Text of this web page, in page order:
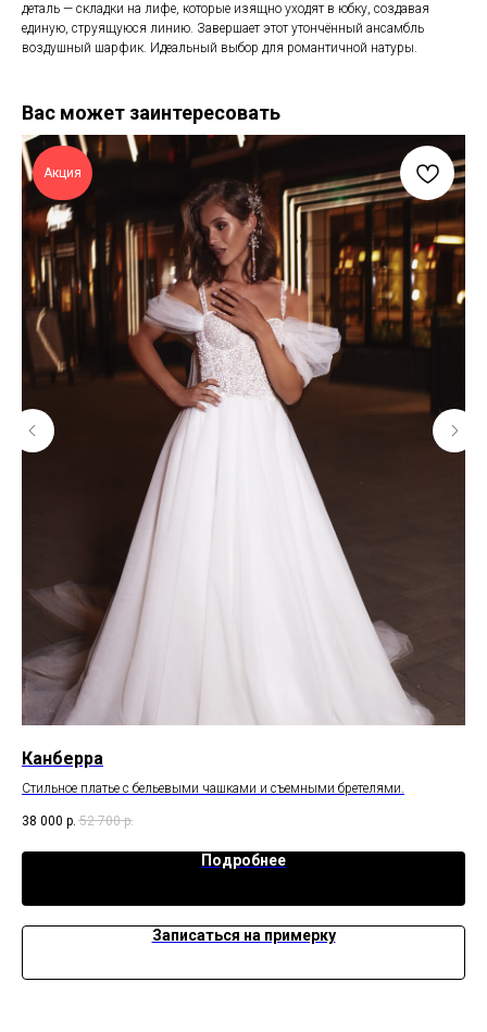
деталь — складки на лифе, которые изящно уходят в юбку, создавая
единую, струящуюся линию. Завершает этот утончённый ансамбль
воздушный шарфик. Идеальный выбор для романтичной натуры.
Вас может заинтересовать
Акция
Канберра
Стильное платье с бельевыми чашками и съемными бретелями.
38 000 р. 52 700 р.
Подробнее
Записаться на примерку